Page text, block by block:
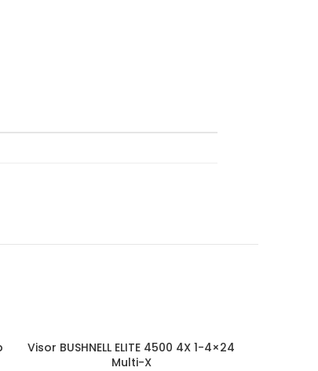
AÑADIR AL CARRITO
Visor BUSHNELL ELITE 4500 4X 1-4×24
Multi-X